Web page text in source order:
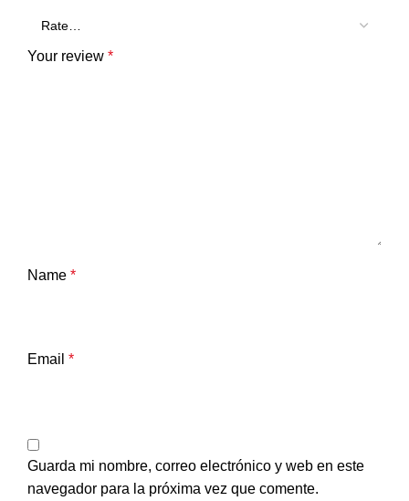
Your review *
Name *
Email *
Guarda mi nombre, correo electrónico y web en este
navegador para la próxima vez que comente.